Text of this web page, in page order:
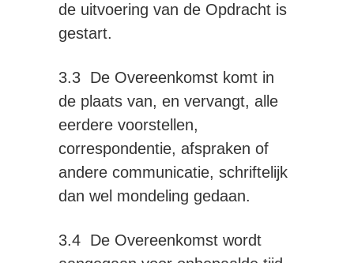
de uitvoering van de Opdracht is
gestart.
3.3 De Overeenkomst komt in
de plaats van, en vervangt, alle
eerdere voorstellen,
correspondentie, afspraken of
andere communicatie, schriftelijk
dan wel mondeling gedaan.
3.4 De Overeenkomst wordt